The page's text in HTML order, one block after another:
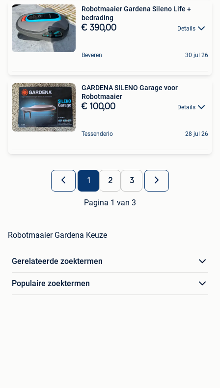
Robotmaaier Gardena Sileno Life +
bedrading
€ 390,00 Details
Beveren 30 jul 26
GARDENA SILENO Garage voor
Robotmaaier
€ 100,00 Details
Tessenderlo 28 jul 26
1 2 3
Pagina 1 van 3
Robotmaaier Gardena Keuze
Gerelateerde zoektermen
Populaire zoektermen